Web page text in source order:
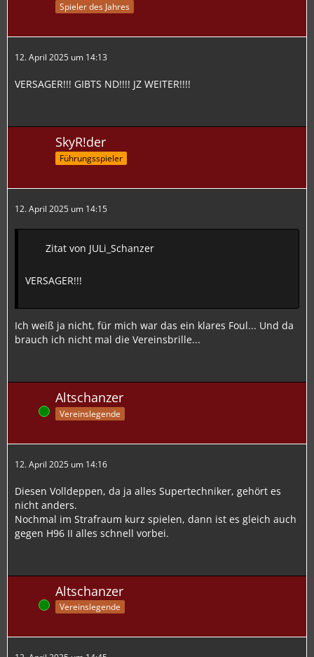
Spieler des Jahres
12. April 2025 um 14:13
VERSAGER!!! GIBTS ND!!!! JZ WEITER!!!!
SkyR!der
Führungsspieler
12. April 2025 um 14:15
Zitat von JULi_Schanzer
VERSAGER!!!
Ich weiß ja nicht, für mich war das ein klares Foul... Und da
brauch ich nicht mal die Vereinsbrille...
Online
Altschanzer
Vereinslegende
12. April 2025 um 14:16
Diesen Volldeppen, da ja alles Supertechniker, gehört es
nicht anders.
Nochmal im Strafraum kurz spielen, dann ist es gleich auch
gegen H96 II alles schnell vorbei.
Online
Altschanzer
Vereinslegende